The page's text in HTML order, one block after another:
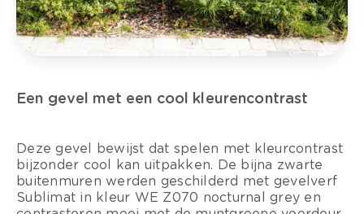
Een gevel met een cool kleurencontrast
Deze gevel bewijst dat spelen met kleurcontrast
bijzonder cool kan uitpakken. De bijna zwarte
buitenmuren werden geschilderd met gevelverf
Sublimat in kleur WE Z070 nocturnal grey en